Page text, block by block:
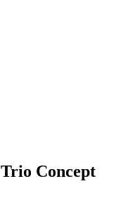
Concept